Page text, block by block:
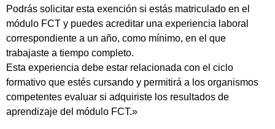
Podrás solicitar esta exención si estás matriculado en el
módulo FCT y puedes acreditar una experiencia laboral
correspondiente a un año, como mínimo, en el que
trabajaste a tiempo completo.
Esta experiencia debe estar relacionada con el ciclo
formativo que estés cursando y permitirá a los organismos
competentes evaluar si adquiriste los resultados de
aprendizaje del módulo FCT.»